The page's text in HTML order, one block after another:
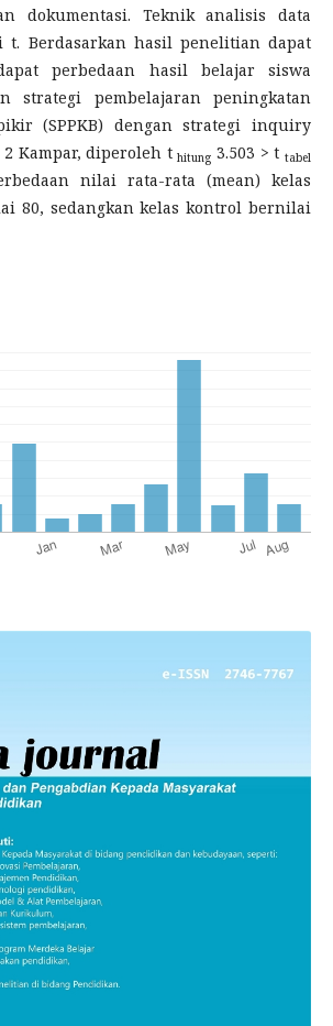
dokumentasi. Teknik analisis data
t. Berdasarkan hasil penelitian dapat
perbedaan hasil belajar siswa
strategi pembelajaran peningkatan
(SPPKB) dengan strategi inquiry
Kampar, diperoleh thitung 3.503 > ttabel
nilai rata-rata (mean) kelas
80, sedangkan kelas kontrol bernilai